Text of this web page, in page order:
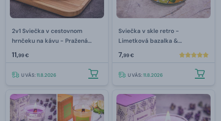
2v1 Sviečka v cestovnom
hrnčeku na kávu - Pražená
káva & Vanilka 230 g
11,99 €
U VÁS:11.8.2026
Sviečka v skle retro -
Limetková bazalka &
Mandarínka 130 g
7,99 €
U VÁS:11.8.2026